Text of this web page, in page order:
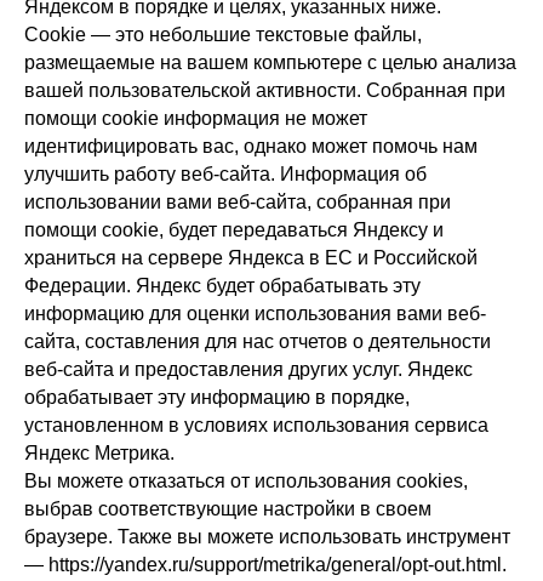
Яндексом в порядке и целях, указанных ниже.
Сookie — это небольшие текстовые файлы,
размещаемые на вашем компьютере с целью анализа
вашей пользовательской активности. Собранная при
помощи cookie информация не может
идентифицировать вас, однако может помочь нам
улучшить работу веб-сайта. Информация об
использовании вами веб-сайта, собранная при
помощи cookie, будет передаваться Яндексу и
храниться на сервере Яндекса в ЕС и Российской
Федерации. Яндекс будет обрабатывать эту
информацию для оценки использования вами веб-
сайта, составления для нас отчетов о деятельности
веб-сайта и предоставления других услуг. Яндекс
обрабатывает эту информацию в порядке,
установленном в условиях использования сервиса
Яндекс Метрика.
Вы можете отказаться от использования cookies,
выбрав соответствующие настройки в своем
браузере. Также вы можете использовать инструмент
— https://yandex.ru/support/metrika/general/opt-out.html.